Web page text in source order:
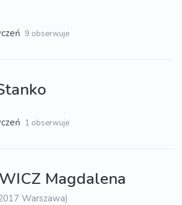
9 obserwuje
1 obserwuje
Magdalena
Warszawa)